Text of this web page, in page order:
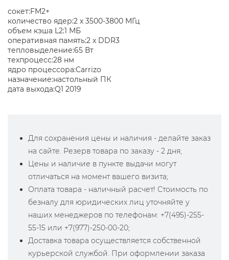
сокет:FM2+
количество ядер:2 x 3500-3800 МГц
объем кэша L2:1 МБ
оперативная память:2 x DDR3
тепловыделение:65 Вт
техпроцесс:28 нм
ядро процессора:Carrizo
назначение:настольный ПК
дата выхода:Q1 2019
Для сохранения цены и наличия - делайте заказ
на сайте. Резерв товара по заказу - 2 дня;
Цены и наличие в пункте выдачи могут
отличаться на момент вашего визита;
Оплата товара - наличный расчет! Стоимость по
безналу для юридических лиц уточняйте у
наших менеджеров по телефонам: +7(495)-255-
55-15 или +7(977)-250-00-20;
Доставка товара осуществляется собственной
курьерской службой. При оформлении заказа